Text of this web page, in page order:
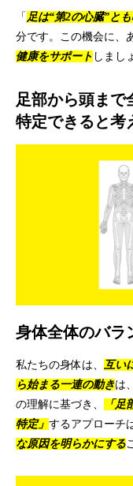
「 足は“第2の心臓”と
分です。この機会に、
健康をサポート しまし
足部から頭まで
特定できると考
身体全体のバラ
私たちの身体は、 互い
ら始まる一連の動きは、
の理解に基づき、
「
特定」 するアプローチ
な原因を明らかにする